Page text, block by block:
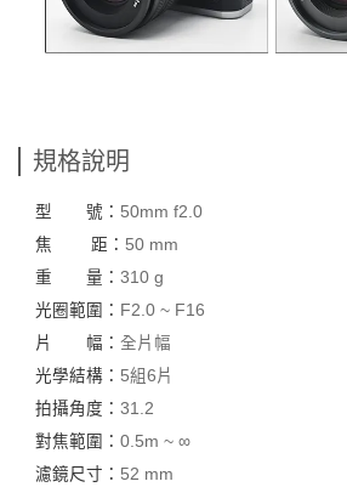
規格說明
型 號： 50mm f2.0
焦 距： 50 mm
重 量： 310 g
光圈範圍： F2.0 ~ F16
片 幅： 全片幅
光學結構： 5組6片
拍攝角度： 31.2
對焦範圍： 0.5m ~ ∞
濾鏡尺寸： 52 mm